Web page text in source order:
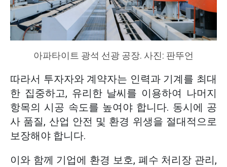
아파타이트 광석 선광 공장. 사진: 판뚜언
따라서 투자자와 계약자는 인력과 기계를 최대
한 집중하고, 유리한 날씨를 이용하여 나머지
항목의 시공 속도를 높여야 합니다. 동시에 공
사 품질, 산업 안전 및 환경 위생을 절대적으로
보장해야 합니다.
이와 함께 기업에 환경 보호, 폐수 처리장 관리,